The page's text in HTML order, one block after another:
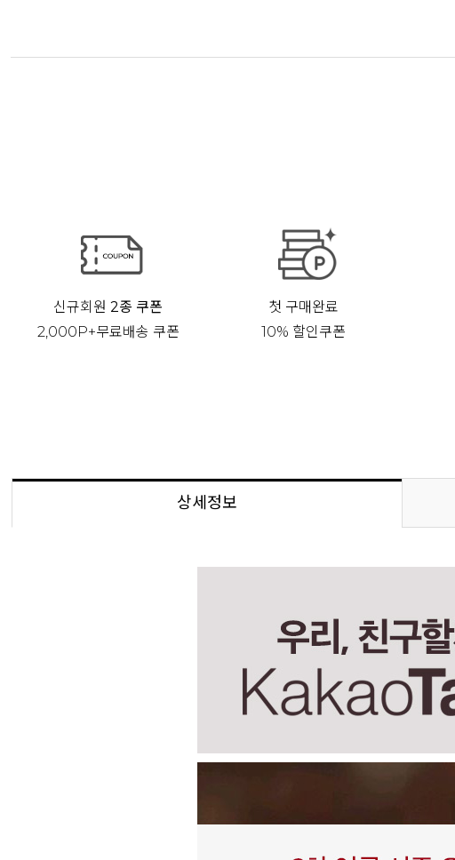
신규회원2종 쿠폰
2,000P+무료배송 쿠폰
첫 구매완료
10% 할인쿠폰
상세정보